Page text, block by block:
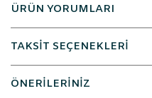
ÜRÜN YORUMLARI
TAKSİT SEÇENEKLERİ
ÖNERİLERİNİZ